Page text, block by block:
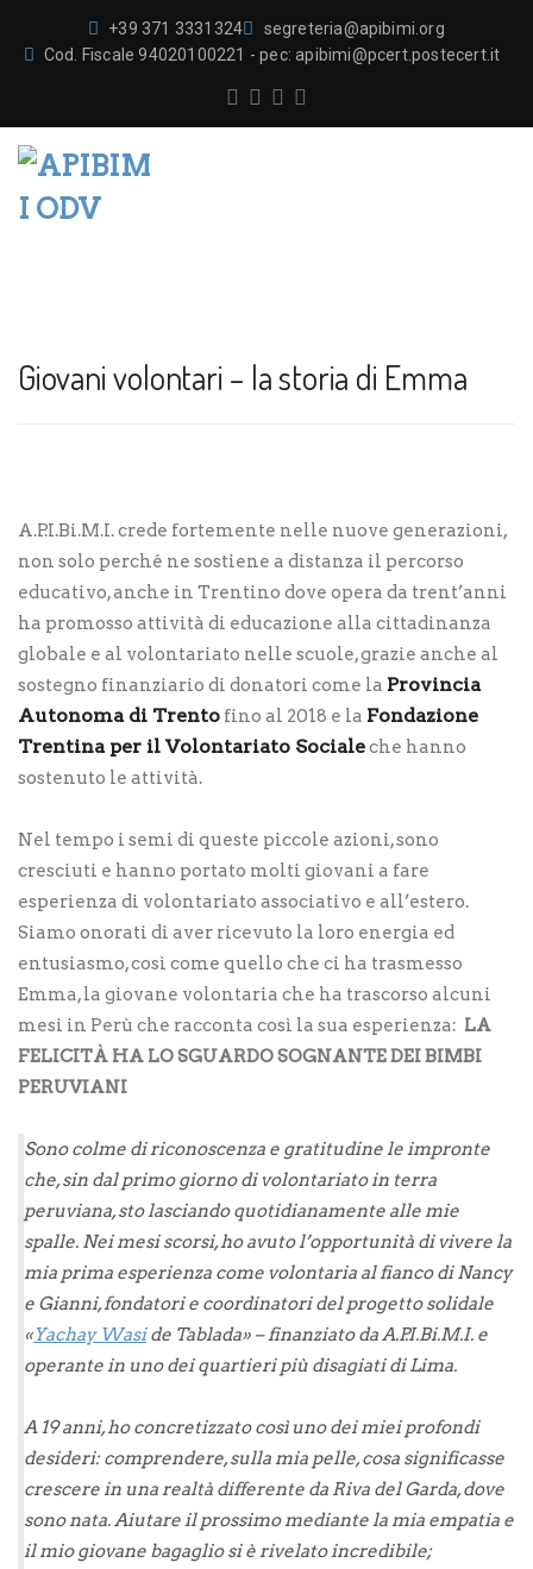
+39 371 3331324
segreteria@apibimi.org
Cod. Fiscale 94020100221 - pec: apibimi@pcert.postecert.it
Giovani volontari – la storia di Emma
A.P.I.Bi.M.I. crede fortemente nelle nuove generazioni,
non solo perché ne sostiene a distanza il percorso
educativo, anche in Trentino dove opera da trent’anni
ha promosso attività di educazione alla cittadinanza
globale e al volontariato nelle scuole, grazie anche al
sostegno finanziario di donatori come la Provincia
Autonoma di Trento fino al 2018 e la Fondazione
Trentina per il Volontariato Socialeche hanno
sostenuto le attività.
Nel tempo i semi di queste piccole azioni, sono
cresciuti e hanno portato molti giovani a fare
esperienza di volontariato associativo e all’estero.
Siamo onorati di aver ricevuto la loro energia ed
entusiasmo, così come quello che ci ha trasmesso
Emma, la giovane volontaria che ha trascorso alcuni
mesi in Perù che racconta così la sua esperienza: LA
FELICITÀ HA LO SGUARDO SOGNANTE DEI BIMBI
PERUVIANI
Sono colme di riconoscenza e gratitudine le impronte
che, sin dal primo giorno di volontariato in terra
peruviana, sto lasciando quotidianamente alle mie
spalle. Nei mesi scorsi, ho avuto l’opportunità di vivere la
mia prima esperienza come volontaria al fianco di Nancy
e Gianni, fondatori e coordinatori del progetto solidale
«Yachay Waside Tablada» – finanziato da A.P.I.Bi.M.I. e
operante in uno dei quartieri più disagiati di Lima.
A 19 anni, ho concretizzato così uno dei miei profondi
desideri: comprendere, sulla mia pelle, cosa significasse
crescere in una realtà differente da Riva del Garda, dove
sono nata.Aiutare il prossimo mediante la mia empatia e
il mio giovane bagaglio si è rivelato incredibile;